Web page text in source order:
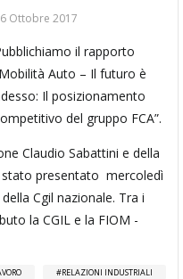
Ottobre 2017
il rapporto
Auto – Il futuro è
Il posizionamento
del gruppo FCA”.
Claudio Sabattini e della
stato presentato mercoledì
Cgil nazionale. Tra i
la CGIL e la FIOM -
RELAZIONI INDUSTRIALI